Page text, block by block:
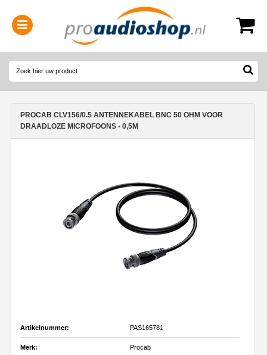
0314-364515
PROCAB CLV156/0.5 ANTENNEKABEL BNC 50 OHM VOOR
DRAADLOZE MICROFOONS - 0,5M
Artikelnummer: PAS165781
Merk: Procab